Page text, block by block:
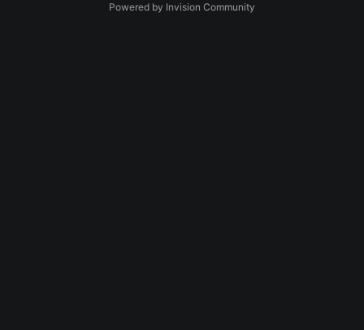
Powered by Invision Community